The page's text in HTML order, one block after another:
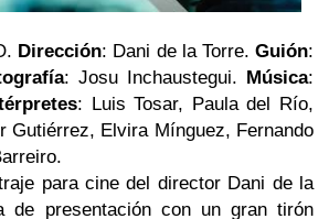
Dirección: Dani de la Torre.Guión:
: Josu Inchaustegui. Música:
: Luis Tosar, Paula del Río,
Gutiérrez, Elvira Mínguez, Fernando
para cine del director Dani de la
de presentación con un gran tirón